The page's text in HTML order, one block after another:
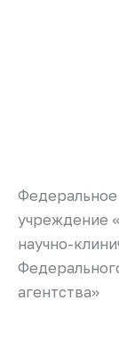
учреждение
научно-
агентства»